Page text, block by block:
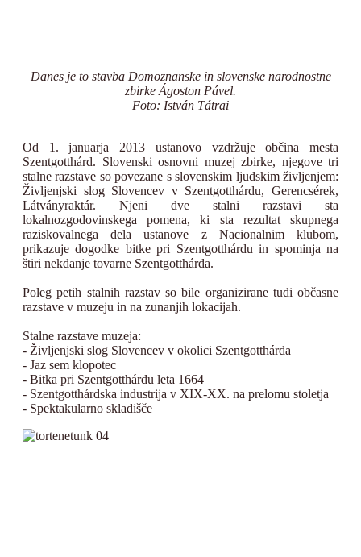
Danes je to stavba Domoznanske in slovenske narodnostne
zbirke Ágoston Pável.
Foto: István Tátrai
Od 1. januarja 2013 ustanovo vzdržuje občina mesta
Szentgotthárd. Slovenski osnovni muzej zbirke, njegove tri
stalne razstave so povezane s slovenskim ljudskim življenjem:
Življenjski slog Slovencev v Szentgotthárdu, Gerencsérek,
Látványraktár. Njeni dve stalni razstavi sta
lokalnozgodovinskega pomena, ki sta rezultat skupnega
raziskovalnega dela ustanove z Nacionalnim klubom,
prikazuje dogodke bitke pri Szentgotthárdu in spominja na
štiri nekdanje tovarne Szentgotthárda.
Poleg petih stalnih razstav so bile organizirane tudi občasne
razstave v muzeju in na zunanjih lokacijah.
Stalne razstave muzeja:
- Življenjski slog Slovencev v okolici Szentgotthárda
- Jaz sem klopotec
- Bitka pri Szentgotthárdu leta 1664
- Szentgotthárdska industrija v XIX-XX. na prelomu stoletja
- Spektakularno skladišče